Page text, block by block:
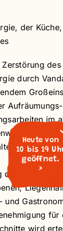
der
Zerstörung
durch
im
der ersten,
und
für
wird
Heute von
10 bis 19
geöffnet.
>